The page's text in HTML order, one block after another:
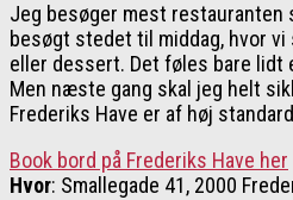
Jeg besøger mest restauranten
besøgt stedet til middag, hvor
eller dessert. Det føles bare lidt
Men næste gang skal jeg helt
Frederiks Have er af høj
Book bord på Frederiks Have her
Hvor: Smallegade 41, 2000